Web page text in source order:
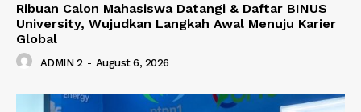
Ribuan Calon Mahasiswa Datangi & Daftar BINUS
University, Wujudkan Langkah Awal Menuju Karier
Global
ADMIN 2 - August 6, 2026